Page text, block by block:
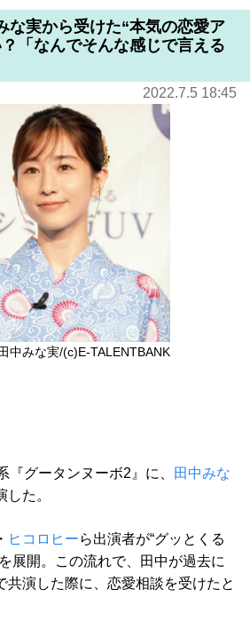
な実から受けた“本気の恋愛ア
？「なんでそんな感じで言える
2022.7.5 18:45
中みな実/(c)E-TALENTBANK
『グータンヌーボ2』に、
田中みな
した。
ヒコロヒーら出演者が“グッとくる
展開。この流れで、田中が過去に
共演した際に、恋愛相談を受けたと